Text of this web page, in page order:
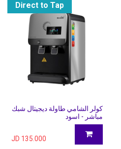
Direct to Tap
كولر الشامي طاولة ديجيتال شبك
مباشر - اسود
135.000